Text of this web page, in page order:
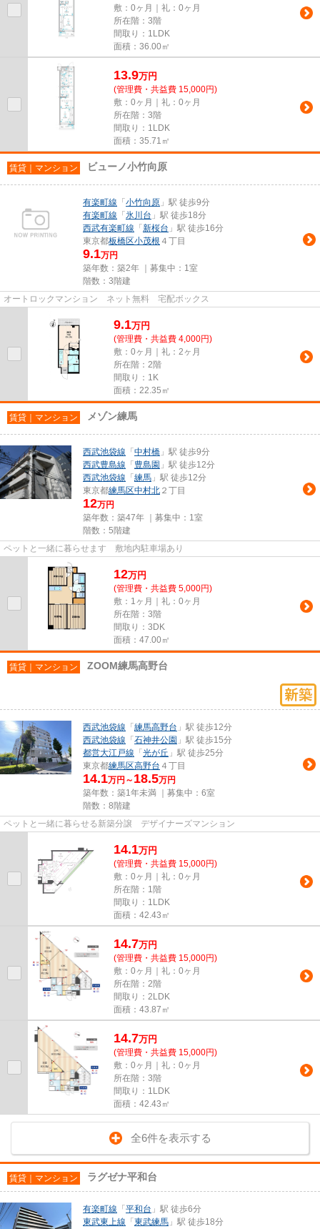
敷：0ヶ月｜礼：0ヶ月
所在階：3階
間取り：1LDK
面積：36.00㎡
13.9万円
(管理費・共益費 15,000円)
敷：0ヶ月｜礼：0ヶ月
所在階：3階
間取り：1LDK
面積：35.71㎡
賃貸｜マンション ビューノ小竹向原
有楽町線 「 小竹向原 」駅 徒歩9分
有楽町線 「 氷川台 」駅 徒歩18分
西武有楽町線 「 新桜台 」駅 徒歩16分
東京都板橋区小茂根 ４丁目
9.1万円
築年数：築2年 ｜募集中： 1室
階数：3階建
オートロックマンション ネット無料 宅配ボックス
9.1万円
(管理費・共益費 4,000円)
敷：0ヶ月｜礼：2ヶ月
所在階：2階
間取り：1K
面積：22.35㎡
賃貸｜マンション メゾン練馬
西武池袋線 「 中村橋 」駅 徒歩9分
西武豊島線 「 豊島園 」駅 徒歩12分
西武池袋線 「 練馬 」駅 徒歩12分
東京都練馬区中村北 ２丁目
12万円
築年数：築47年 ｜募集中： 1室
階数：5階建
ペットと一緒に暮らせます 敷地内駐車場あり
12万円
(管理費・共益費 5,000円)
敷：1ヶ月｜礼：0ヶ月
所在階：3階
間取り：3DK
面積：47.00㎡
賃貸｜マンション ZOOM練馬高野台
西武池袋線 「 練馬高野台 」駅 徒歩12分
西武池袋線 「 石神井公園 」駅 徒歩15分
都営大江戸線 「 光が丘 」駅 徒歩25分
東京都練馬区高野台 ４丁目
14.1万円～ 18.5万円
築年数：築1年未満 ｜募集中： 6室
階数：8階建
ペットと一緒に暮らせる新築分譲 デザイナーズマンション
14.1万円
(管理費・共益費 15,000円)
敷：0ヶ月｜礼：0ヶ月
所在階：1階
間取り：1LDK
面積：42.43㎡
14.7万円
(管理費・共益費 15,000円)
敷：0ヶ月｜礼：0ヶ月
所在階：2階
間取り：2LDK
面積：43.87㎡
14.7万円
(管理費・共益費 15,000円)
敷：0ヶ月｜礼：0ヶ月
所在階：3階
間取り：1LDK
面積：42.43㎡
全6件を表示する
賃貸｜マンション ラグゼナ平和台
有楽町線 「 平和台 」駅 徒歩6分
東武東上線 「 東武練馬 」駅 徒歩18分